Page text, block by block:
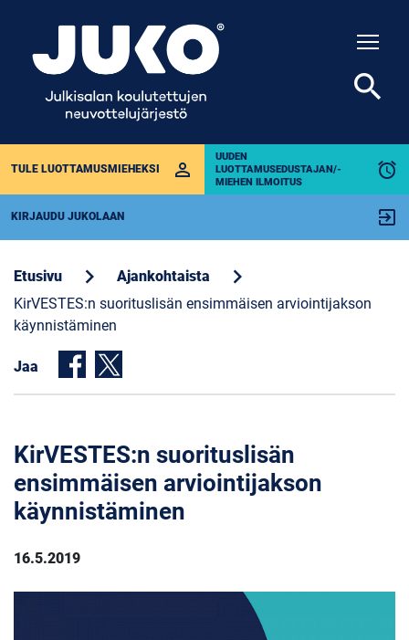
TULE LUOTTAMUSMIEHEKSI perm_identity
UUDEN
LUOTTAMUSEDUSTAJAN/-
MIEHEN ILMOITUS
alarm
KIRJAUDU JUKOLAAN exit_to_app
search
Etusivu chevron_right Ajankohtaista chevron_right
KirVESTES:n suorituslisän ensimmäisen arviointijakson
käynnistäminen
Jaa
KirVESTES:n suorituslisän
ensimmäisen arviointijakson
käynnistäminen
16.5.2019